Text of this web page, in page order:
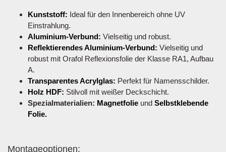
Kunststoff: Ideal für den Innenbereich ohne UV
Einstrahlung.
Aluminium-Verbund: Vielseitig und robust.
Reflektierendes Aluminium-Verbund: Vielseitig und
robust mit Orafol Reflexionsfolie der Klasse RA1, Aufbau
A.
Transparentes Acrylglas: Perfekt für Namensschilder.
Holz HDF: Stilvoll mit weißer Deckschicht.
Spezialmaterialien: Magnetfolie und Selbstklebende
Folie.
Montageoptionen: